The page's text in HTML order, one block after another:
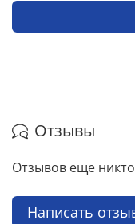
Отзывы
Отзывов еще
Написать